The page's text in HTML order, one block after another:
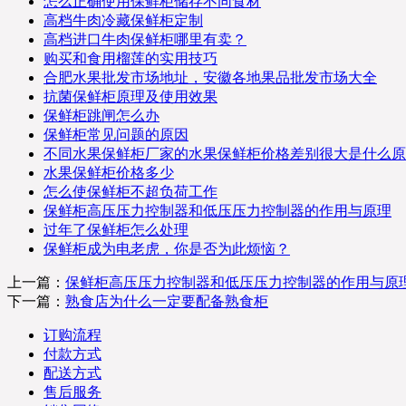
高档牛肉冷藏保鲜柜定制
高档进口牛肉保鲜柜哪里有卖？
购买和食用榴莲的实用技巧
合肥水果批发市场地址，安徽各地果品批发市场大全
抗菌保鲜柜原理及使用效果
保鲜柜跳闸怎么办
保鲜柜常见问题的原因
不同水果保鲜柜厂家的水果保鲜柜价格差别很大是什么
水果保鲜柜价格多少
怎么使保鲜柜不超负荷工作
保鲜柜高压压力控制器和低压压力控制器的作用与原理
过年了保鲜柜怎么处理
保鲜柜成为电老虎，你是否为此烦恼？
上一篇： 保鲜柜高压压力控制器和低压压力控制器的作用与原
下一篇： 熟食店为什么一定要配备熟食柜
订购流程
付款方式
配送方式
售后服务